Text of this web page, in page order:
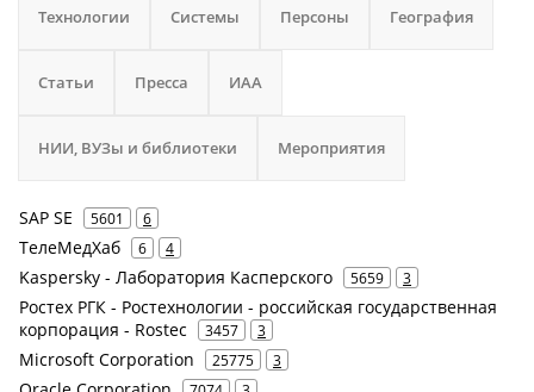
Технологии Системы Персоны География
Статьи Пресса ИАА
НИИ, ВУЗы и библиотеки Мероприятия
SAP SE 5601 6
ТелеМедХаб 6 4
Kaspersky - Лаборатория Касперского 5659 3
Ростех РГК - Ростехнологии - российская государственная
корпорация - Rostec
3457 3
Microsoft Corporation 25775 3